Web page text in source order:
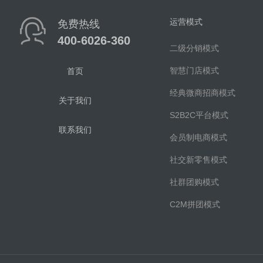
免费热线
400-6026-360
首页
关于我们
联系我们
运营模式
二级分销模式
智慧门店模式
经典微商招商模式
S2B2C平台模式
会员制电商模式
社交新零售模式
社群团购模式
C2M拼团模式